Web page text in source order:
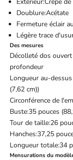
Extérieur:Crêpe
Doublure:Acétate
Fermeture éclair
Légère trace
Des mesures
Décolleté dos
profondeur
Longueur au-
(7,62 cm))
Circonférence de
Buste:35 pouces
Tour de taille:26
Hanches:37,25
Longueur totale:34
Mensurations du